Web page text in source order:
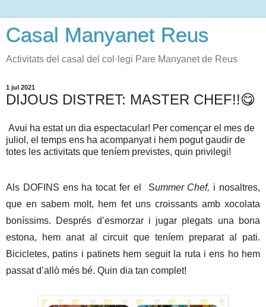
Casal Manyanet Reus
Activitats del casal del col·legi Pare Manyanet de Reus
1 jul 2021
DIJOUS DISTRET: MASTER CHEF!!😋
Avui ha estat un dia espectacular! Per començar el mes de
juliol, el temps ens ha acompanyat i hem pogut gaudir de
totes les activitats que teníem previstes, quin privilegi!
Als DOFINS ens ha tocat fer el  Summer Chef, i nosaltres,
que en sabem molt, hem fet uns croissants amb xocolata
boníssims. Després d’esmorzar i jugar plegats una bona
estona, hem anat al circuit que teníem preparat al pati.
Bicicletes, patins i patinets hem seguit la ruta i ens ho hem
passat d’allò més bé. Quin dia tan complet!